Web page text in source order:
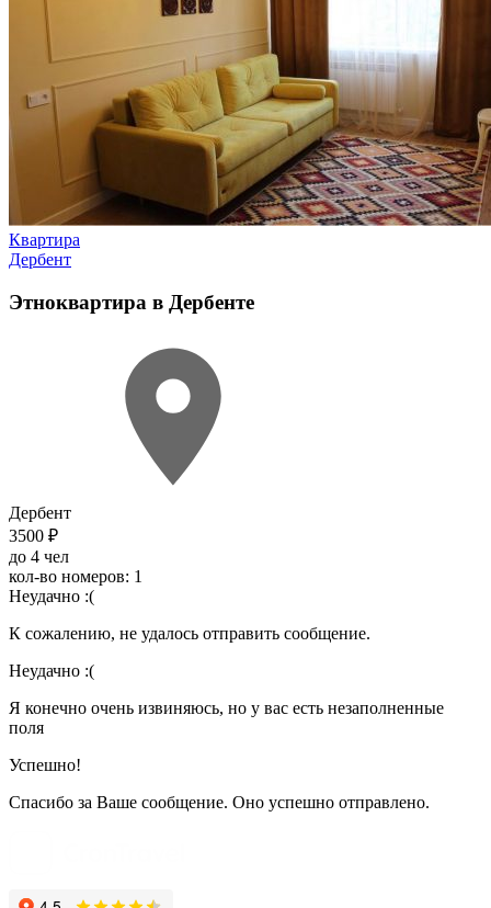
Квартира
Дербент
Этноквартира в Дербенте
Дербент
3500 ₽
до 4 чел
кол-во номеров: 1
Неудачно :(
К сожалению, не удалось отправить сообщение.
Неудачно :(
Я конечно очень извиняюсь, но у вас есть незаполненные
поля
Успешно!
Спасибо за Ваше сообщение. Оно успешно отправлено.